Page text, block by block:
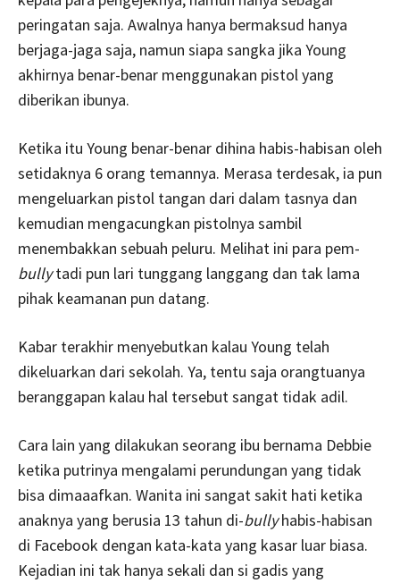
peringatan saja. Awalnya hanya bermaksud hanya
berjaga-jaga saja, namun siapa sangka jika Young
akhirnya benar-benar menggunakan pistol yang
diberikan ibunya.
Ketika itu Young benar-benar dihina habis-habisan oleh
setidaknya 6 orang temannya. Merasa terdesak, ia pun
mengeluarkan pistol tangan dari dalam tasnya dan
kemudian mengacungkan pistolnya sambil
menembakkan sebuah peluru. Melihat ini para pem-
bullytadi pun lari tunggang langgang dan tak lama
pihak keamanan pun datang.
Kabar terakhir menyebutkan kalau Young telah
dikeluarkan dari sekolah. Ya, tentu saja orangtuanya
beranggapan kalau hal tersebut sangat tidak adil.
Cara lain yang dilakukan seorang ibu bernama Debbie
ketika putrinya mengalami perundungan yang tidak
bisa dimaaafkan. Wanita ini sangat sakit hati ketika
anaknya yang berusia 13 tahun di-bullyhabis-habisan
di Facebook dengan kata-kata yang kasar luar biasa.
Kejadian ini tak hanya sekali dan si gadis yang